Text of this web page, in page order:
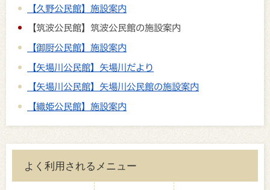
【久野公民館】施設案内
【筑波公民館】筑波公民館の施設案内
【御厨公民館】施設案内
【矢場川公民館】矢場川だより
【矢場川公民館】矢場川公民館の施設案内
【織姫公民館】施設案内
よく利用されるメニュー